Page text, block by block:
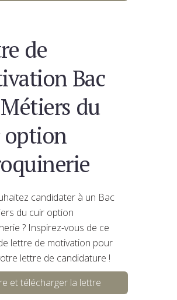
de
Bac
du
option
candidater à un Bac
du cuir option
? Inspirez-vous de ce
lettre de motivation pour
lettre de candidature !
et télécharger la lettre